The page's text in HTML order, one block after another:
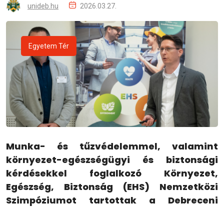
unideb.hu 2026.03.27.
Egyetem Tér
Munka- és tűzvédelemmel, valamint
környezet-egészségügyi és biztonsági
kérdésekkel foglalkozó Környezet,
Egészség, Biztonság (EHS) Nemzetközi
Szimpóziumot tartottak a Debreceni